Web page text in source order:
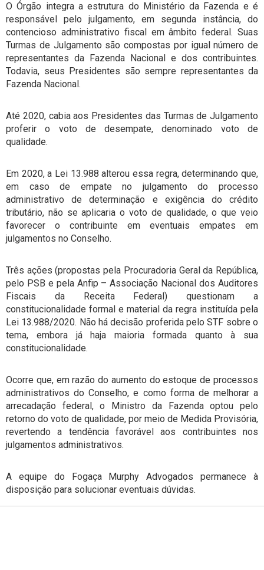
O Órgão integra a estrutura do Ministério da Fazenda e é
responsável pelo julgamento, em segunda instância, do
contencioso administrativo fiscal em âmbito federal. Suas
Turmas de Julgamento são compostas por igual número de
representantes da Fazenda Nacional e dos contribuintes.
Todavia, seus Presidentes são sempre representantes da
Fazenda Nacional.
Até 2020, cabia aos Presidentes das Turmas de Julgamento
proferir o voto de desempate, denominado voto de
qualidade.
Em 2020, a Lei 13.988 alterou essa regra, determinando que,
em caso de empate no julgamento do processo
administrativo de determinação e exigência do crédito
tributário, não se aplicaria o voto de qualidade, o que veio
favorecer o contribuinte em eventuais empates em
julgamentos no Conselho.
Três ações (propostas pela Procuradoria Geral da República,
pelo PSB e pela Anfip – Associação Nacional dos Auditores
Fiscais da Receita Federal) questionam a
constitucionalidade formal e material da regra instituída pela
Lei 13.988/2020. Não há decisão proferida pelo STF sobre o
tema, embora já haja maioria formada quanto à sua
constitucionalidade.
Ocorre que, em razão do aumento do estoque de processos
administrativos do Conselho, e como forma de melhorar a
arrecadação federal, o Ministro da Fazenda optou pelo
retorno do voto de qualidade, por meio de Medida Provisória,
revertendo a tendência favorável aos contribuintes nos
julgamentos administrativos.
A equipe do Fogaça Murphy Advogados permanece à
disposição para solucionar eventuais dúvidas.